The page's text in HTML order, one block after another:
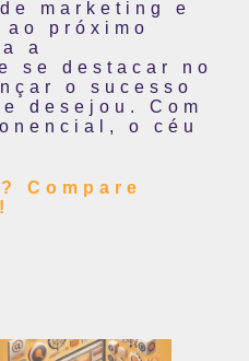
marketing e
ao próximo
a
se destacar no
o sucesso
desejou. Com
o céu
Compare